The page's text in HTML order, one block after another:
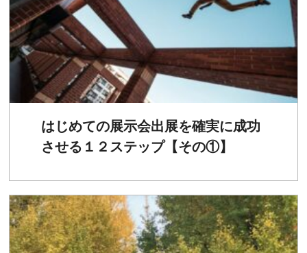
はじめての展示会出展を確実に成功
させる１２ステップ【その①】